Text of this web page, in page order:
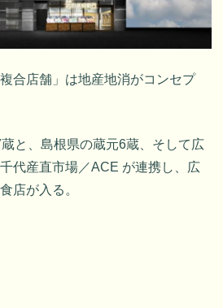
合店舗」は地産地消がコンセプ
と、島根県の蔵元6蔵、そして広
代産直市場／ACE が連携し、広
店が入る。